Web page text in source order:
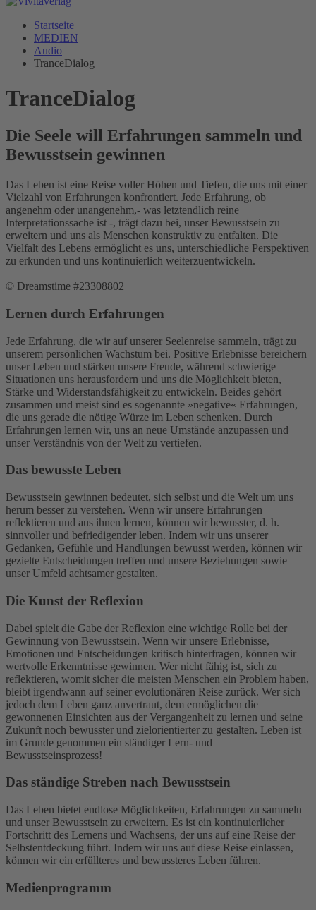
Startseite
MEDIEN
Audio
TranceDialog
TranceDialog
Die Seele will Erfahrungen sammeln und
Bewusstsein gewinnen
Das Leben ist eine Reise voller Höhen und Tiefen, die uns mit einer
Vielzahl von Erfahrungen konfrontiert. Jede Erfahrung, ob
angenehm oder unangenehm,- was letztendlich reine
Interpretationssache ist -, trägt dazu bei, unser Bewusstsein zu
erweitern und uns als Menschen konstruktiv zu entfalten. Die
Vielfalt des Lebens ermöglicht es uns, unterschiedliche Perspektiven
zu erkunden und uns kontinuierlich weiterzuentwickeln.
© Dreamstime #23308802
Lernen durch Erfahrungen
Jede Erfahrung, die wir auf unserer Seelenreise sammeln, trägt zu
unserem persönlichen Wachstum bei. Positive Erlebnisse bereichern
unser Leben und stärken unsere Freude, während schwierige
Situationen uns herausfordern und uns die Möglichkeit bieten,
Stärke und Widerstandsfähigkeit zu entwickeln. Beides gehört
zusammen und meist sind es sogenannte »negative« Erfahrungen,
die uns gerade die nötige Würze im Leben schenken. Durch
Erfahrungen lernen wir, uns an neue Umstände anzupassen und
unser Verständnis von der Welt zu vertiefen.
Das bewusste Leben
Bewusstsein gewinnen bedeutet, sich selbst und die Welt um uns
herum besser zu verstehen. Wenn wir unsere Erfahrungen
reflektieren und aus ihnen lernen, können wir bewusster, d. h.
sinnvoller und befriedigender leben. Indem wir uns unserer
Gedanken, Gefühle und Handlungen bewusst werden, können wir
gezielte Entscheidungen treffen und unsere Beziehungen sowie
unser Umfeld achtsamer gestalten.
Die Kunst der Reflexion
Dabei spielt die Gabe der Reflexion eine wichtige Rolle bei der
Gewinnung von Bewusstsein. Wenn wir unsere Erlebnisse,
Emotionen und Entscheidungen kritisch hinterfragen, können wir
wertvolle Erkenntnisse gewinnen. Wer nicht fähig ist, sich zu
reflektieren, womit sicher die meisten Menschen ein Problem haben,
bleibt irgendwann auf seiner evolutionären Reise zurück. Wer sich
jedoch dem Leben ganz anvertraut, dem ermöglichen die
gewonnenen Einsichten aus der Vergangenheit zu lernen und seine
Zukunft noch bewusster und zielorientierter zu gestalten. Leben ist
im Grunde genommen ein ständiger Lern- und
Bewusstseinsprozess!
Das ständige Streben nach Bewusstsein
Das Leben bietet endlose Möglichkeiten, Erfahrungen zu sammeln
und unser Bewusstsein zu erweitern. Es ist ein kontinuierlicher
Fortschritt des Lernens und Wachsens, der uns auf eine Reise der
Selbstentdeckung führt. Indem wir uns auf diese Reise einlassen,
können wir ein erfüllteres und bewussteres Leben führen.
Medienprogramm